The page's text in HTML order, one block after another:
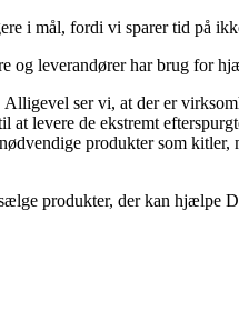
i mål, fordi vi sparer tid på
leverandører har brug for
ser vi, at der er
levere de ekstremt
produkter som kitler,
produkter, der kan hjælpe